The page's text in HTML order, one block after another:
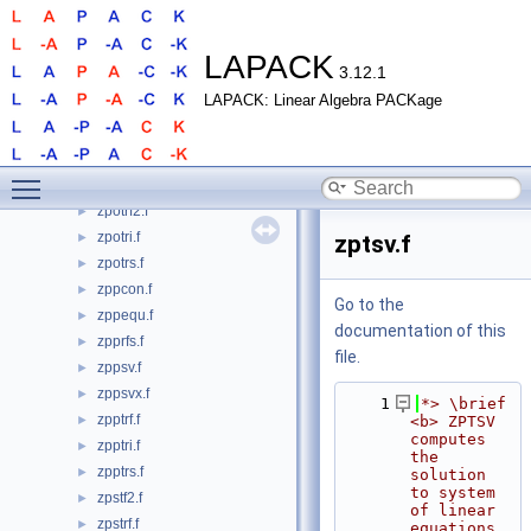
LAPACK 3.12.1
LAPACK: Linear Algebra PACKage
► zporfsx.f
► zposv.f
► zposvx.f
► zposvxx.f
► zpotf2.f
► zpotrf2.f
► zpotri.f
► zpotrs.f
► zppcon.f
► zppequ.f
► zpprfs.f
► zppsv.f
► zppsvx.f
► zpptrf.f
► zpptri.f
► zpptrs.f
► zpstf2.f
► zpstrf.f
zptsv.f
Go to the
documentation of this
file.
    1
*> \brief
<b> ZPTSV
computes
the
solution
to system
of linear